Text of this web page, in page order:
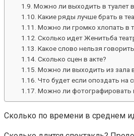
Можно ли выходить в туалет в
Какие ряды лучше брать в
Можно ли громко хлопать в
Сколько идет Женитьба
Какое слово нельзя
Сколько сцен в акте?
Можно ли выходить из зала
Что будет если опоздать на
Можно ли фотографировать
Сколько по времени в среднем